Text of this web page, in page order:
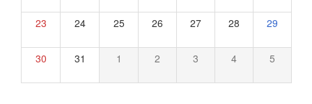
23 24 25 26 27 28 29
30 31 1 2 3 4 5